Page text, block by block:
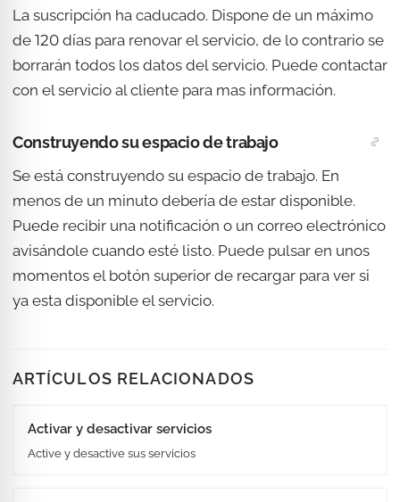
La suscripción ha caducado. Dispone de un máximo
de 120 días para renovar el servicio, de lo contrario se
borrarán todos los datos del servicio. Puede contactar
con el servicio al cliente para mas información.
Construyendo su espacio de trabajo
Se está construyendo su espacio de trabajo. En
menos de un minuto debería de estar disponible.
Puede recibir una notificación o un correo electrónico
avisándole cuando esté listo. Puede pulsar en unos
momentos el botón superior de recargar para ver si
ya esta disponible el servicio.
ARTÍCULOS RELACIONADOS
Activar y desactivar servicios
Active y desactive sus servicios